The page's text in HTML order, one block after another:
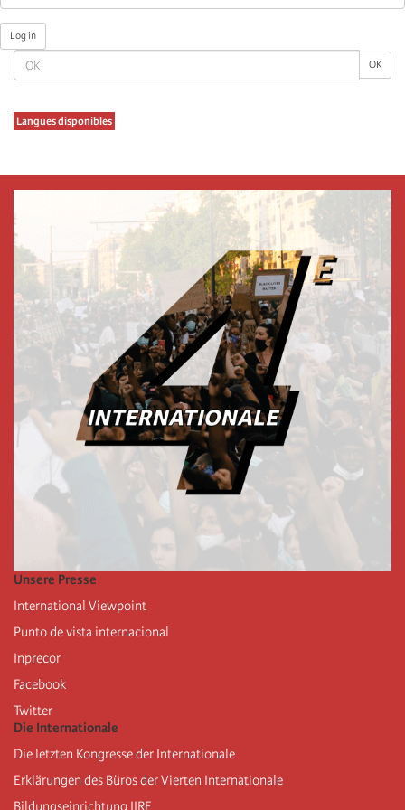
OK OK
Langues disponibles
Log in
Unsere Presse
International Viewpoint
Punto de vista internacional
Inprecor
Facebook
Twitter
Die Internationale
Die letzten Kongresse der Internationale
Erklärungen des Büros der Vierten Internationale
Bildungseinrichtung IIRE